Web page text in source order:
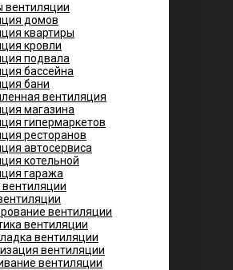
вентиляции
домов
квартиры
кровли
подвала
бассейна
бани
вентиляция
магазина
гипермаркетов
ресторанов
автосервиса
котельной
гаража
вентиляции
вентиляции
вентиляции
вентиляции
вентиляции